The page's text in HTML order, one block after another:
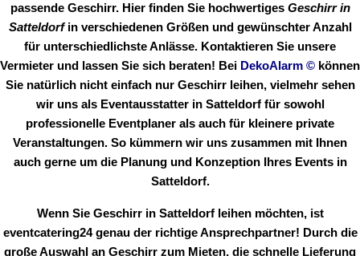
passende Geschirr. Hier finden Sie hochwertiges Geschirr in
Satteldorfin verschiedenen Größen und gewünschter Anzahl
für unterschiedlichste Anlässe. Kontaktieren Sie unsere
Vermieter und lassen Sie sich beraten! Bei DekoAlarm © können
Sie natürlich nicht einfach nur Geschirr leihen, vielmehr sehen
wir uns als Eventausstatter in Satteldorf für sowohl
professionelle Eventplaner als auch für kleinere private
Veranstaltungen. So kümmern wir uns zusammen mit Ihnen
auch gerne um die Planung und Konzeption Ihres Events in
Satteldorf.
Wenn Sie Geschirr in Satteldorf leihen möchten, ist
eventcatering24 genau der richtige Ansprechpartner! Durch die
große Auswahl an Geschirr zum Mieten, die schnelle Lieferung